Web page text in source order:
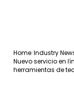
Home Industry
Nuevo servicio en
herramientas de